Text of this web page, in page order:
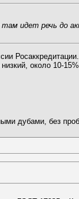
идет речь до
Росаккредитации.
около 10-15%.
дубами, без